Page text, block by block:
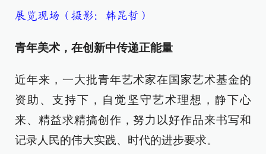
展览现场（摄影：韩昆哲）
青年美术，在创新中传递正能量
近年来，一大批青年艺术家在国家艺术基金的
资助、支持下，自觉坚守艺术理想，静下心
来、精益求精搞创作，努力以好作品来书写和
记录人民的伟大实践、时代的进步要求。